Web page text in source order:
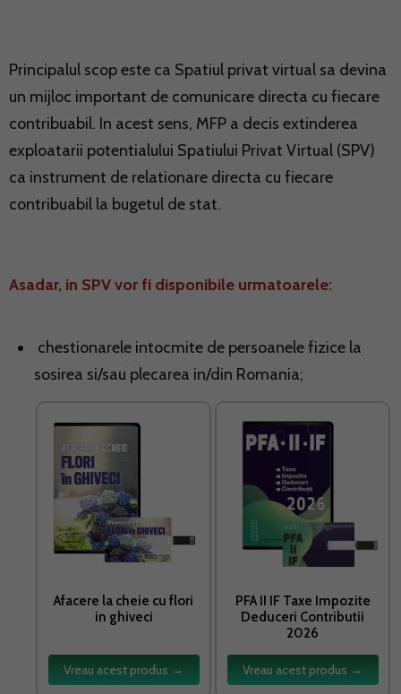
Principalul scop este ca Spatiul privat virtual sa devina
un mijloc important de comunicare directa cu fiecare
contribuabil. In acest sens, MFP a decis extinderea
exploatarii potentialului Spatiului Privat Virtual (SPV)
ca instrument de relationare directa cu fiecare
contribuabil la bugetul de stat.
Asadar, in SPV vor fi disponibile urmatoarele:
chestionarele intocmite de persoanele fizice la
sosirea si/sau plecarea in/din Romania;
Afacere la cheie cu flori
in ghiveci
Vreau acest produs →
PFA II IF Taxe Impozite
Deduceri Contributii
2026
Vreau acest produs →